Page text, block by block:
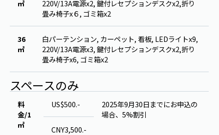
㎡
220V/13A電源x2, 鍵付レセプションデスクx2,折り
畳み椅子x６, ゴミ箱x2
36
㎡
白パーテンション, カーペット, 看板, LEDライトx9,
220V/13A電源x3, 鍵付レセプションデスクx2,折り
畳み椅子x6, ゴミ箱x2
スペースのみ
料
金/1
㎡
US$500.-
2025年9月30日までにお申込の
場合、5%割引
CNY3,500.-